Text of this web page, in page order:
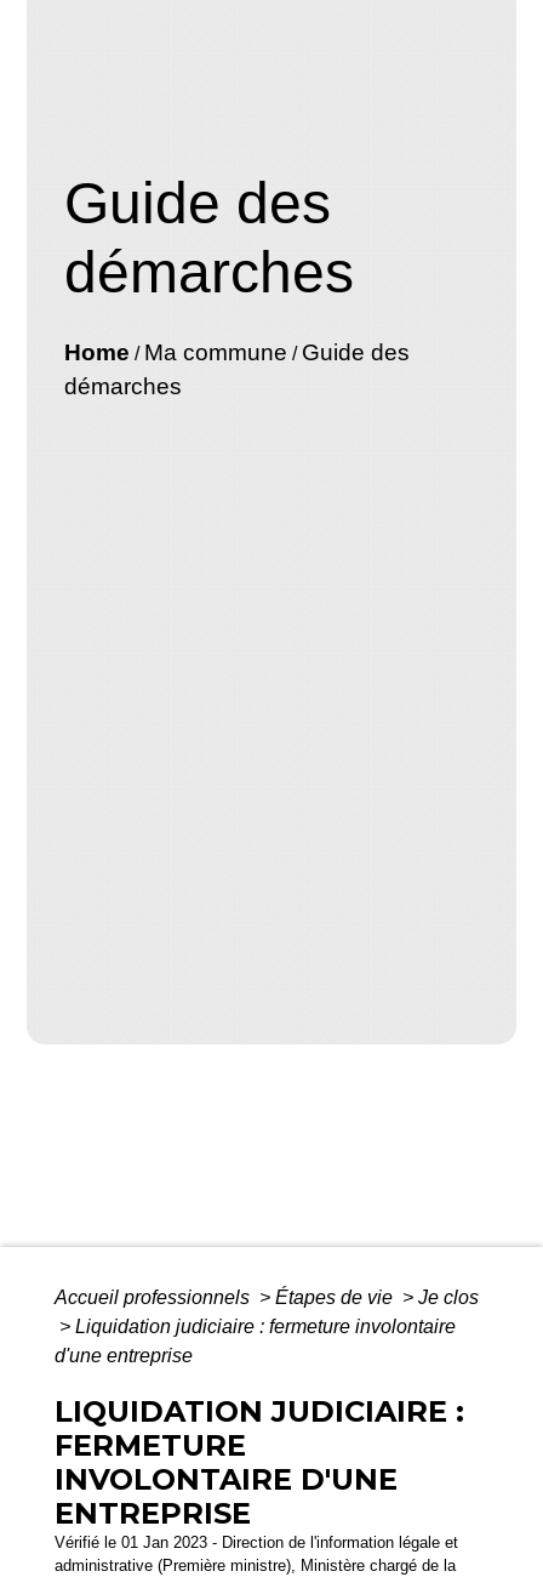
Guide des
démarches
Home / Ma commune / Guide des
démarches
Accueil professionnels > Étapes de vie > Je clos
> Liquidation judiciaire : fermeture involontaire
d'une entreprise
LIQUIDATION JUDICIAIRE :
FERMETURE
INVOLONTAIRE D'UNE
ENTREPRISE
Vérifié le 01 Jan 2023 - Direction de l'information légale et
administrative (Première ministre), Ministère chargé de la